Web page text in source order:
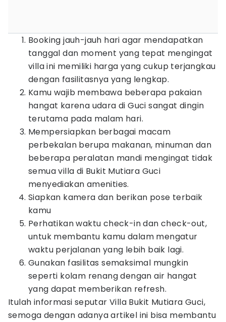
Booking jauh-jauh hari agar mendapatkan
tanggal dan moment yang tepat mengingat
villa ini memiliki harga yang cukup terjangkau
dengan fasilitasnya yang lengkap.
Kamu wajib membawa beberapa pakaian
hangat karena udara di Guci sangat dingin
terutama pada malam hari.
Mempersiapkan berbagai macam
perbekalan berupa makanan, minuman dan
beberapa peralatan mandi mengingat tidak
semua villa di Bukit Mutiara Guci
menyediakan amenities.
Siapkan kamera dan berikan pose terbaik
kamu
Perhatikan waktu check-in dan check-out,
untuk membantu kamu dalam mengatur
waktu perjalanan yang lebih baik lagi.
Gunakan fasilitas semaksimal mungkin
seperti kolam renang dengan air hangat
yang dapat memberikan refresh.
Itulah informasi seputar Villa Bukit Mutiara Guci,
semoga dengan adanya artikel ini bisa membantu